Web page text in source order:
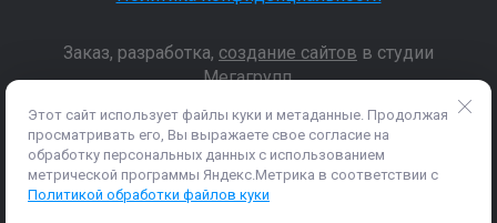
Заказ, разработка, создание сайтов в студии
Мегагрупп.
Данные о товарах и услугах, включая цены и технические
характеристики, представленные на сайте, не являются
публичной офертой, определяемой положениями Статьи 437 (2)
ГК РФ, а носят исключительно информационный характер. Для
Этот сайт использует файлы куки и метаданные. Продолжая
просматривать его, Вы выражаете свое согласие на
обработку персональных данных с использованием
метрической программы Яндекс.Метрика в соответствии с
Политикой обработки файлов куки